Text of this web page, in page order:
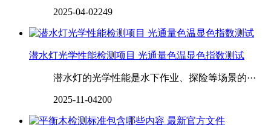
2025-04-02249
潜水灯光学性能检测项目 光通量色温显色指数测试
潜水灯的光学性能是水下作业、探险等场景的···
2025-11-04200